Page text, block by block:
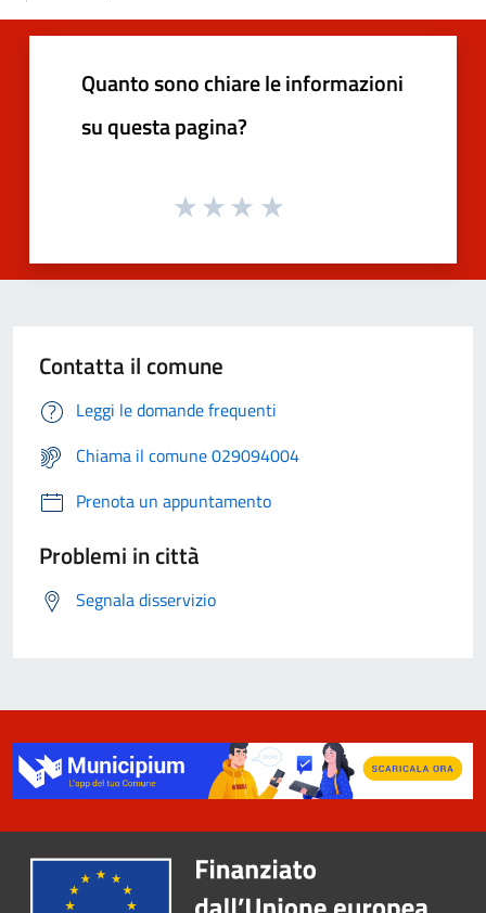
Quanto sono chiare le informazioni
su questa pagina?
Contatta il comune
Leggi le domande frequenti
Chiama il comune 029094004
Prenota un appuntamento
Problemi in città
Segnala disservizio